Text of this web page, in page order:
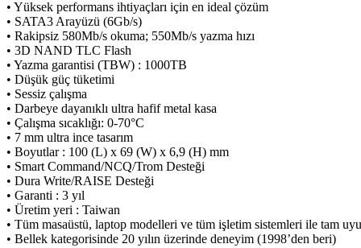
• Yüksek performans ihtiyaçları için en ideal çözüm
• SATA3 Arayüzü (6Gb/s)
• Rakipsiz 580Mb/s okuma; 550Mb/s yazma hızı
• 3D NAND TLC Flash
• Yazma garantisi (TBW) : 1000TB
• Düşük güç tüketimi
• Sessiz çalışma
• Darbeye dayanıklı ultra hafif metal kasa
• Çalışma sıcaklığı: 0-70°C
• 7 mm ultra ince tasarım
• Boyutlar : 100 (L) x 69 (W) x 6,9 (H) mm
• Smart Command/NCQ/Trom Desteği
• Dura Write/RAISE Desteği
• Garanti : 3 yıl
• Üretim yeri : Taiwan
• Tüm masaüstü, laptop modelleri ve tüm işletim sistemleri ile tam
• Bellek kategorisinde 20 yılın üzerinde deneyim (1998’den beri)